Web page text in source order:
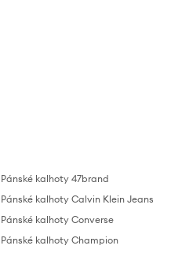
Pánské kalhoty 47brand
Pánské kalhoty Calvin Klein Jeans
Pánské kalhoty Converse
Pánské kalhoty Champion